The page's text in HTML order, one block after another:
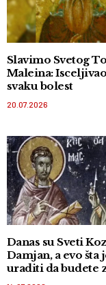
Slavimo Svetog
Maleina:
svaku bolest
20.07.2026
Danas su Sveti
Damjan, a evo šta
uraditi da budete